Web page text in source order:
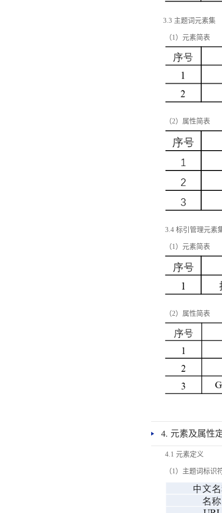
3.3 主题词元素集
（1）元素简表
（2）属性简表
3.4 标引管理元素
（1）元素简表
（2）属性简表
4. 元素及属性
4.1 元素定义
（1）主题词标识